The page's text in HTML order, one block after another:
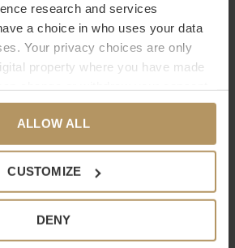
research and services
a choice in who uses your data
Your privacy choices are only
property where you have made
Declaration or by clicking on
also like to:
device by actively scanning it for
ALLOW ALL
CUSTOMIZE
DENY
Decor Walther of bent u op zoek naar
onze website staat? Neem dan
klantenservice(livechat, e-mail of
helemaal tevreden met uw
u 30 dagen bedenktijd.
Decor Walther
Contract
10 x 8 x 10cm